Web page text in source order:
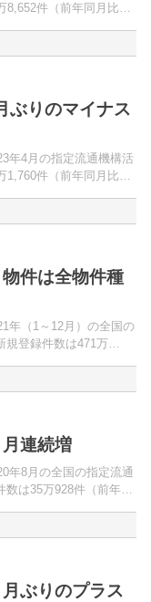
8,652件（前年同月比
ぶりのマイナス
年4月の指定流通機構活
1,760件（前年同月比
件は全物件種
年（1～12月）の全国の
規登録件数は471万
連続増
年8月の全国の指定流通
は35万928件（前年同
ぶりのプラス